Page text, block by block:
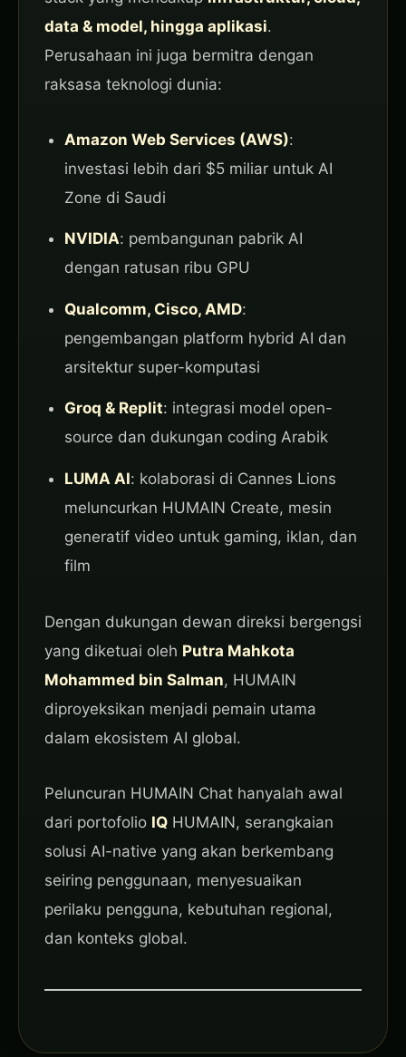
data & model, hingga aplikasi.
Perusahaan ini juga bermitra dengan
raksasa teknologi dunia:
Amazon Web Services (AWS):
investasi lebih dari $5 miliar untuk AI
Zone di Saudi
NVIDIA: pembangunan pabrik AI
dengan ratusan ribu GPU
Qualcomm, Cisco, AMD:
pengembangan platform hybrid AI dan
arsitektur super-komputasi
Groq & Replit: integrasi model open-
source dan dukungan coding Arabik
LUMA AI: kolaborasi di Cannes Lions
meluncurkan HUMAIN Create, mesin
generatif video untuk gaming, iklan, dan
film
Dengan dukungan dewan direksi bergengsi
yang diketuai oleh Putra Mahkota
Mohammed bin Salman, HUMAIN
diproyeksikan menjadi pemain utama
dalam ekosistem AI global.
Peluncuran HUMAIN Chat hanyalah awal
dari portofolio IQ HUMAIN, serangkaian
solusi AI-native yang akan berkembang
seiring penggunaan, menyesuaikan
perilaku pengguna, kebutuhan regional,
dan konteks global.